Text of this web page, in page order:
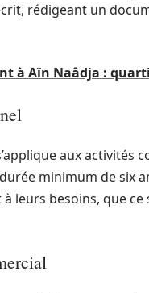
rédigeant un
à Aïn Naâdja :
aux activités
minimum de six
leurs besoins, que